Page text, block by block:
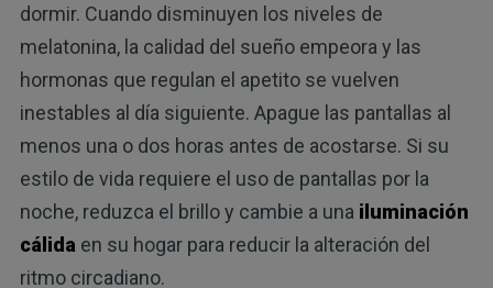
dormir. Cuando disminuyen los niveles de
melatonina, la calidad del sueño empeora y las
hormonas que regulan el apetito se vuelven
inestables al día siguiente. Apague las pantallas al
menos una o dos horas antes de acostarse. Si su
estilo de vida requiere el uso de pantallas por la
noche, reduzca el brillo y cambie a una iluminación
cálida en su hogar para reducir la alteración del
ritmo circadiano.